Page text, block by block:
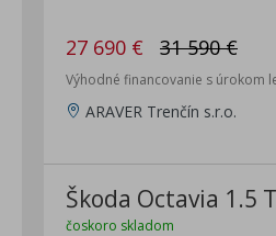
27 690 € 31 590 €
Výhodné financovanie s úrokom
ARAVER Trenčín s.r.o.
Škoda Octavia 1.5
čoskoro skladom